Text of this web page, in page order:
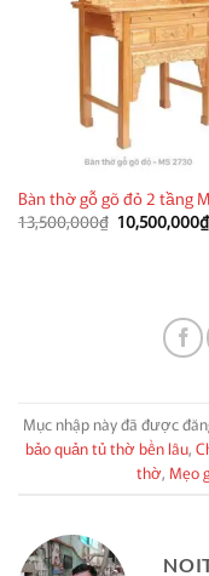
Bàn thờ gỗ gõ đỏ 2 tầng
13,500,000₫ Giá
gốc
10,500,000₫
Mục nhập này đã được
bảo quản tủ thờ bền lâu,
thờ, Mẹo